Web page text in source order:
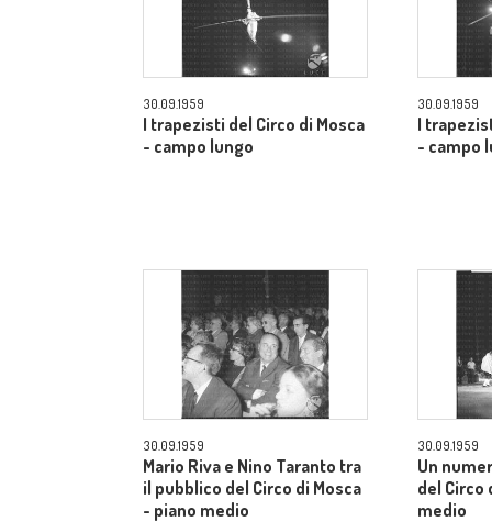
30.09.1959
I trapezisti del Circo di Mosca
- campo lungo
30.09.1959
I
- campo
30.09.1959
Mario Riva e Nino Taranto tra
il pubblico del Circo di Mosca
- piano medio
30.09.1959
Un
del Circo
medio